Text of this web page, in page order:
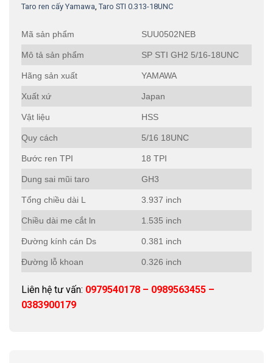
Taro ren cấy Yamawa, Taro STI 0.313-18UNC
Mã sản phẩm SUU0502NEB
Mô tả sản phẩm SP STI GH2 5/16-18UNC
Hãng sản xuất YAMAWA
Xuất xứ Japan
Vật liệu HSS
Quy cách 5/16 18UNC
Bước ren TPI 18 TPI
Dung sai mũi taro GH3
Tổng chiều dài L 3.937 inch
Chiều dài me cắt ln 1.535 inch
Đường kính cán Ds 0.381 inch
Đường lỗ khoan 0.326 inch
Liên hệ tư vấn: 0979540178 – 0989563455 –
0383900179